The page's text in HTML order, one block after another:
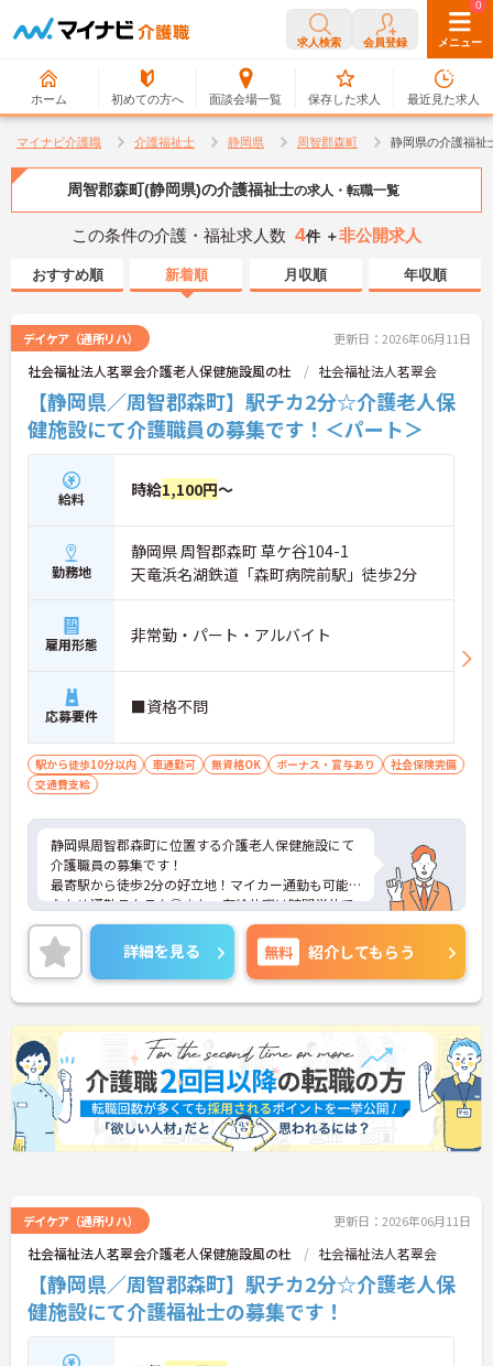
求人検索 会員登録 メニュー
ホーム 初めての方へ 面談会場一覧
0
保存した求人
0
最近見た求人
マイナビ介護職 介護福祉士 静岡県 周智郡森町 静岡県の介護福祉
周智郡森町(静岡県)の介護福祉士の求人・転職一覧
この条件の介護・福祉求人数 4件 ＋非公開求人
おすすめ順 新着順 月収順 年収順
デイケア（通所リハ） 更新日：2026年06月11日
社会福祉法人茗翠会介護老人保健施設風の杜 社会福祉法人茗翠会
【静岡県／周智郡森町】駅チカ2分☆介護老人保
健施設にて介護職員の募集です！＜パート＞
給料 時給1,100円～
勤務地
静岡県 周智郡森町 草ケ谷104-1
天竜浜名湖鉄道「森町病院前駅」徒歩2分
雇用形態 非常勤・パート・アルバイト
応募要件 ■資格不問
駅から徒歩10分以内 車通勤可 無資格OK ボーナス・賞与あり
社会保険完備
交通費支給
静岡県周智郡森町に位置する介護老人保健施設にて
介護職員の募集です！
最寄駅から徒歩2分の好立地！マイカー通勤も可能
なため通勤ラクラク◎また、有給休暇は時間単位で
の取得が可能でご家庭やプライベートと両立できる
環境です♪
ご興味のある方には、面接対策ポイントなど、さら
に詳細をご案内しますのでお気軽にご相談くださ
い！
詳細を見る 無料 紹介してもらう
デイケア（通所リハ） 更新日：2026年06月11日
社会福祉法人茗翠会介護老人保健施設風の杜 社会福祉法人茗翠会
【静岡県／周智郡森町】駅チカ2分☆介護老人保
健施設にて介護福祉士の募集です！